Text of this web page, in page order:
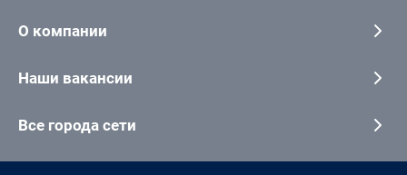
О компании
Наши вакансии
Все города сети